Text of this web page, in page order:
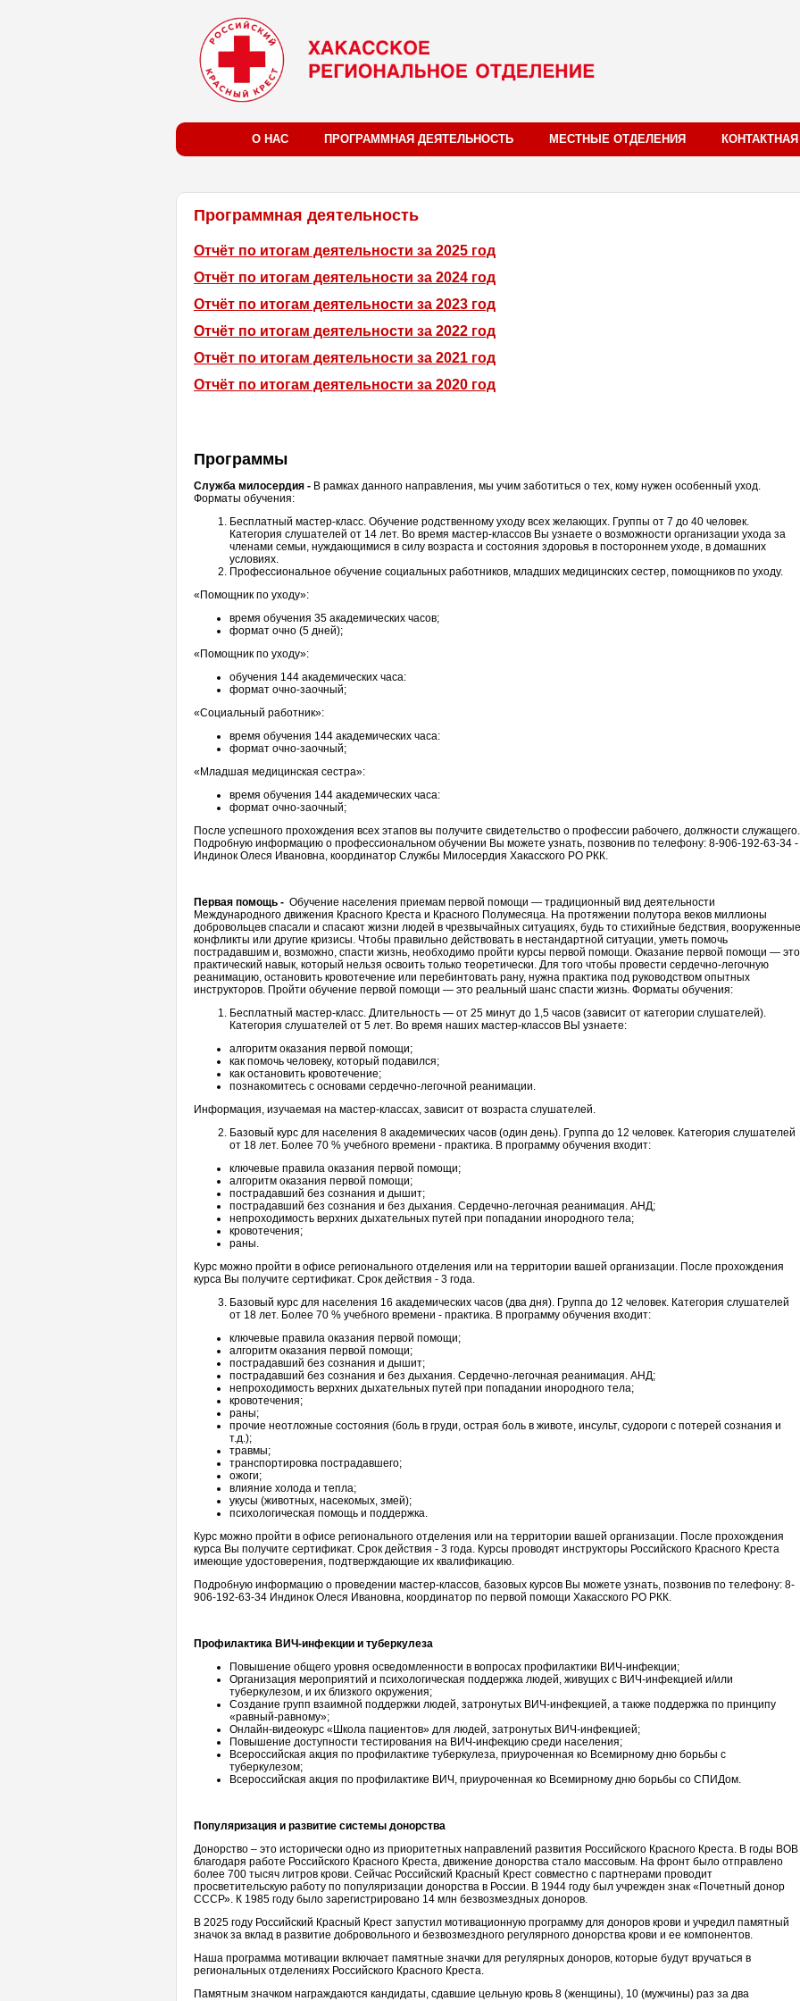
О НАС ПРОГРАММНАЯ ДЕЯТЕЛЬНОСТЬ МЕСТНЫЕ ОТДЕЛЕНИЯ
Программная деятельность
Отчёт по итогам деятельности за 2025 год
Отчёт по итогам деятельности за 2024 год
Отчёт по итогам деятельности за 2023 год
Отчёт по итогам деятельности за 2022 год
Отчёт по итогам деятельности за 2021 год
Отчёт по итогам деятельности за 2020 год
Программы
Служба милосердия - В рамках данного направления, мы учим заботиться о тех, кому нужен особенный уход.
Форматы обучения:
Бесплатный мастер-класс. Обучение родственному уходу всех желающих. Группы от 7 до 40 человек.
Категория слушателей от 14 лет. Во время мастер-классов Вы узнаете о возможности организации ухода за
членами семьи, нуждающимися в силу возраста и состояния здоровья в постороннем уходе, в домашних
условиях.
Профессиональное обучение социальных работников, младших медицинских сестер, помощников по уходу.
«Помощник по уходу»:
время обучения 35 академических часов;
формат очно (5 дней);
«Помощник по уходу»:
обучения 144 академических часа:
формат очно-заочный;
«Социальный работник»:
время обучения 144 академических часа:
формат очно-заочный;
«Младшая медицинская сестра»:
время обучения 144 академических часа:
формат очно-заочный;
После успешного прохождения всех этапов вы получите свидетельство о профессии рабочего, должности служащего.
Подробную информацию о профессиональном обучении Вы можете узнать, позвонив по телефону: 8-906-192-63-34 -
Индинок Олеся Ивановна, координатор Службы Милосердия Хакасского РО РКК.
Первая помощь - Обучение населения приемам первой помощи — традиционный вид деятельности
Международного движения Красного Креста и Красного Полумесяца. На протяжении полутора веков миллионы
добровольцев спасали и спасают жизни людей в чрезвычайных ситуациях, будь то стихийные бедствия, вооруженные
конфликты или другие кризисы. Чтобы правильно действовать в нестандартной ситуации, уметь помочь
пострадавшим и, возможно, спасти жизнь, необходимо пройти курсы первой помощи. Оказание первой помощи — это
практический навык, который нельзя освоить только теоретически. Для того чтобы провести сердечно-легочную
реанимацию, остановить кровотечение или перебинтовать рану, нужна практика под руководством опытных
инструкторов. Пройти обучение первой помощи — это реальный шанс спасти жизнь. Форматы обучения:
Бесплатный мастер-класс. Длительность — от 25 минут до 1,5 часов (зависит от категории слушателей).
Категория слушателей от 5 лет. Во время наших мастер-классов ВЫ узнаете:
алгоритм оказания первой помощи;
как помочь человеку, который подавился;
как остановить кровотечение;
познакомитесь с основами сердечно-легочной реанимации.
Информация, изучаемая на мастер-классах, зависит от возраста слушателей.
Базовый курс для населения 8 академических часов (один день). Группа до 12 человек. Категория слушателей
от 18 лет. Более 70 % учебного времени - практика. В программу обучения входит:
ключевые правила оказания первой помощи;
алгоритм оказания первой помощи;
пострадавший без сознания и дышит;
пострадавший без сознания и без дыхания. Сердечно-легочная реанимация. АНД;
непроходимость верхних дыхательных путей при попадании инородного тела;
кровотечения;
раны.
Курс можно пройти в офисе регионального отделения или на территории вашей организации. После прохождения
курса Вы получите сертификат. Срок действия - 3 года.
Базовый курс для населения 16 академических часов (два дня). Группа до 12 человек. Категория слушателей
от 18 лет. Более 70 % учебного времени - практика. В программу обучения входит:
ключевые правила оказания первой помощи;
алгоритм оказания первой помощи;
пострадавший без сознания и дышит;
пострадавший без сознания и без дыхания. Сердечно-легочная реанимация. АНД;
непроходимость верхних дыхательных путей при попадании инородного тела;
кровотечения;
раны;
прочие неотложные состояния (боль в груди, острая боль в животе, инсульт, судороги с потерей сознания и
т.д.);
травмы;
транспортировка пострадавшего;
ожоги;
влияние холода и тепла;
укусы (животных, насекомых, змей);
психологическая помощь и поддержка.
Курс можно пройти в офисе регионального отделения или на территории вашей организации. После прохождения
курса Вы получите сертификат. Срок действия - 3 года. Курсы проводят инструкторы Российского Красного Креста
имеющие удостоверения, подтверждающие их квалификацию.
Подробную информацию о проведении мастер-классов, базовых курсов Вы можете узнать, позвонив по телефону: 8-
906-192-63-34 Индинок Олеся Ивановна, координатор по первой помощи Хакасского РО РКК.
Профилактика ВИЧ-инфекции и туберкулеза
Повышение общего уровня осведомленности в вопросах профилактики ВИЧ-инфекции;
Организация мероприятий и психологическая поддержка людей, живущих с ВИЧ-инфекцией и/или
туберкулезом, и их близкого окружения;
Создание групп взаимной поддержки людей, затронутых ВИЧ-инфекцией, а также поддержка по принципу
«равный-равному»;
Онлайн-видеокурс «Школа пациентов» для людей, затронутых ВИЧ-инфекцией;
Повышение доступности тестирования на ВИЧ-инфекцию среди населения;
Всероссийская акция по профилактике туберкулеза, приуроченная ко Всемирному дню борьбы с
туберкулезом;
Всероссийская акция по профилактике ВИЧ, приуроченная ко Всемирному дню борьбы со СПИДом.
Популяризация и развитие системы донорства
Донорство – это исторически одно из приоритетных направлений развития Российского Красного Креста. В годы ВОВ
благодаря работе Российского Красного Креста, движение донорства стало массовым. На фронт было отправлено
более 700 тысяч литров крови. Сейчас Российский Красный Крест совместно с партнерами проводит
просветительскую работу по популяризации донорства в России. В 1944 году был учрежден знак «Почетный донор
СССР». К 1985 году было зарегистрировано 14 млн безвозмездных доноров.
В 2025 году Российский Красный Крест запустил мотивационную программу для доноров крови и учредил памятный
значок за вклад в развитие добровольного и безвозмездного регулярного донорства крови и ее компонентов.
Наша программа мотивации включает памятные значки для регулярных доноров, которые будут вручаться в
региональных отделениях Российского Красного Креста.
Памятным значком награждаются кандидаты, сдавшие цельную кровь 8 (женщины), 10 (мужчины) раз за два